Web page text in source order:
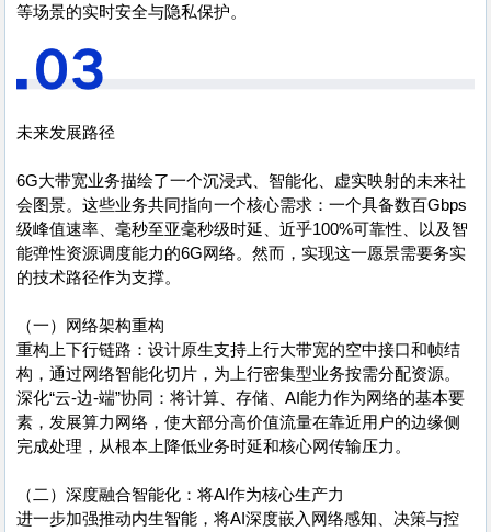
等场景的实时安全与隐私保护。
未来发展路径
6G大带宽业务描绘了一个沉浸式、智能化、虚实映射的未来社
会图景。这些业务共同指向一个核心需求：一个具备数百Gbps
级峰值速率、毫秒至亚毫秒级时延、近乎100%可靠性、以及智
能弹性资源调度能力的6G网络。然而，实现这一愿景需要务实
的技术路径作为支撑。
（一）网络架构重构
重构上下行链路：设计原生支持上行大带宽的空中接口和帧结
构，通过网络智能化切片，为上行密集型业务按需分配资源。
深化“云-边-端”协同：将计算、存储、AI能力作为网络的基本要
素，发展算力网络，使大部分高价值流量在靠近用户的边缘侧
完成处理，从根本上降低业务时延和核心网传输压力。
（二）深度融合智能化：将AI作为核心生产力
进一步加强推动内生智能，将AI深度嵌入网络感知、决策与控